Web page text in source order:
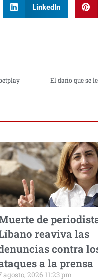
LinkedIn
de
reaviva las
contra
a la prensa
agosto, 2026 11:23 pm